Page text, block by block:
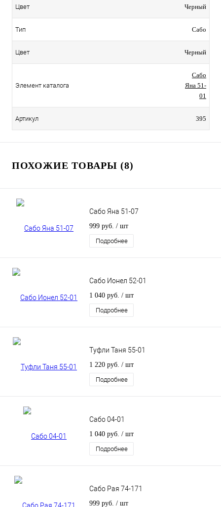
Цвет Черный
Тип Сабо
Цвет Черный
Элемент каталога
Сабо
Яна 51-
01
Артикул 395
ПОХОЖИЕ ТОВАРЫ (8)
Сабо Яна 51-07
999 руб. / шт
Подробнее
Сабо Ионел 52-01
1 040 руб. / шт
Подробнее
Туфли Таня 55-01
1 220 руб. / шт
Подробнее
Сабо 04-01
1 040 руб. / шт
Подробнее
Сабо Рая 74-171
999 руб. / шт